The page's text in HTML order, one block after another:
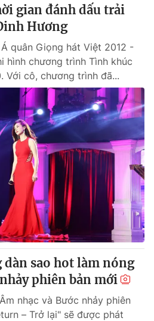
gian đánh dấu trải
Hương
quân Giọng hát Việt 2012 -
hình chương trình Tình khúc
Với cô, chương trình đã...
dàn sao hot làm nóng
phiên bản mới
nhạc và Bước nhảy phiên
– Trở lại" sẽ được phát